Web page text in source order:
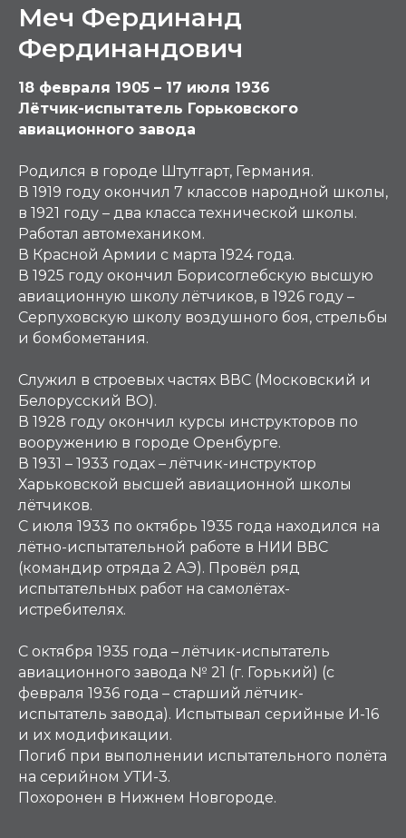
Меч Фердинанд
Фердинандович
18 февраля 1905 – 17 июля 1936
Лётчик-испытатель Горьковского
авиационного завода
Родился в городе Штутгарт, Германия.
В 1919 году окончил 7 классов народной школы,
в 1921 году – два класса технической школы.
Работал автомехаником.
В Красной Армии с марта 1924 года.
В 1925 году окончил Борисоглебскую высшую
авиационную школу лётчиков, в 1926 году –
Серпуховскую школу воздушного боя, стрельбы
и бомбометания.
Служил в строевых частях ВВС (Московский и
Белорусский ВО).
В 1928 году окончил курсы инструкторов по
вооружению в городе Оренбурге.
В 1931 – 1933 годах – лётчик-инструктор
Харьковской высшей авиационной школы
лётчиков.
С июля 1933 по октябрь 1935 года находился на
лётно-испытательной работе в НИИ ВВС
(командир отряда 2 АЭ). Провёл ряд
испытательных работ на самолётах-
истребителях.
С октября 1935 года – лётчик-испытатель
авиационного завода № 21 (г. Горький) (с
февраля 1936 года – старший лётчик-
испытатель завода). Испытывал серийные И-16
и их модификации.
Погиб при выполнении испытательного полёта
на серийном УТИ-3.
Похоронен в Нижнем Новгороде.